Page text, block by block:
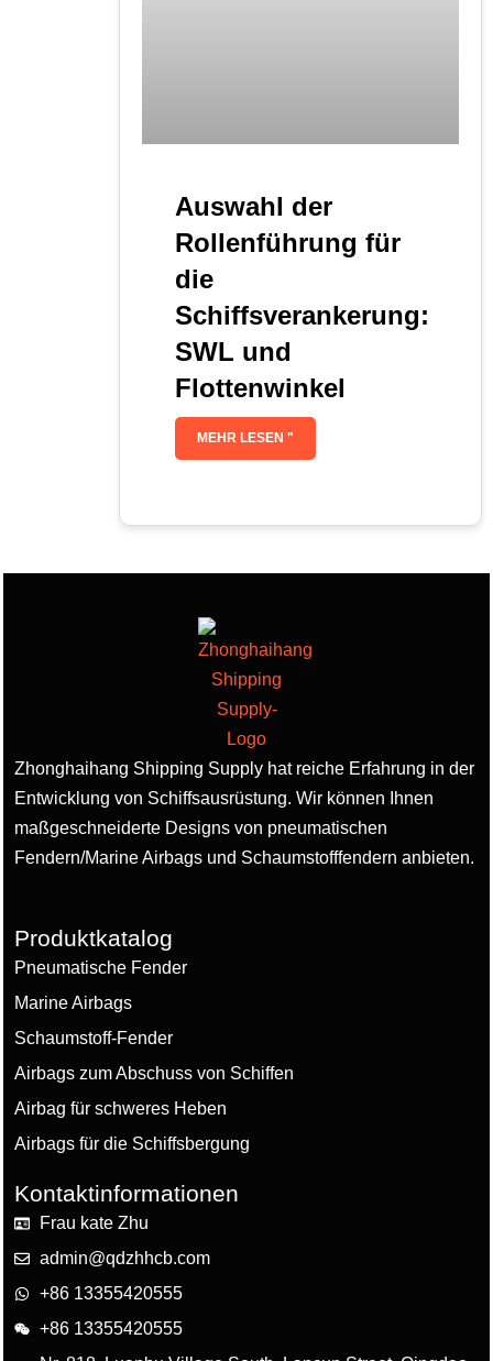
Auswahl der
Rollenführung für
die
Schiffsverankerung:
SWL und
Flottenwinkel
MEHR LESEN "
Zhonghaihang Shipping Supply hat reiche Erfahrung in der
Entwicklung von Schiffsausrüstung. Wir können Ihnen
maßgeschneiderte Designs von pneumatischen
Fendern/Marine Airbags und Schaumstofffendern anbieten.
Produktkatalog
Pneumatische Fender
Marine Airbags
Schaumstoff-Fender
Airbags zum Abschuss von Schiffen
Airbag für schweres Heben
Airbags für die Schiffsbergung
Kontaktinformationen
Frau kate Zhu
admin@qdzhhcb.com
+86 13355420555
+86 13355420555